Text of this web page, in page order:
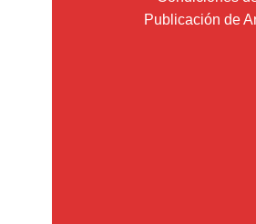
Publicación de